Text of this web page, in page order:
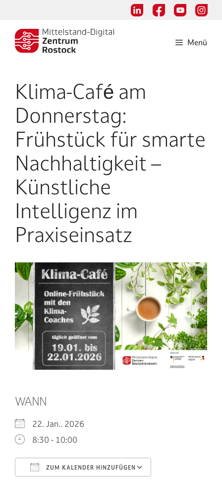
springen
Menü
Klima-Café am
Donnerstag:
Frühstück für smarte
Nachhaltigkeit –
Künstliche
Intelligenz im
Praxiseinsatz
WANN
22. Jan.. 2026
8:30 - 10:00
ZUM KALENDER HINZUFÜGEN